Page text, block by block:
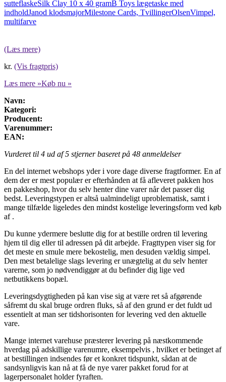
sutteflaskeSilk Clay 10 x 40 gramB Toys lægetaske med
indholdJanod klodsmajorMilestone Cards, TvillingerOlsenVimpel,
multifarve
(Læs mere)
kr. (Vis fragtpris)
Læs mere »Køb nu »
Navn:
Kategori:
Producent:
Varenummer:
EAN:
Vurderet til 4 ud af 5 stjerner baseret på 48 anmeldelser
En del internet webshops yder i vore dage diverse fragtformer. En af
dem der er mest populær er efterhånden at få afleveret pakken hos
en pakkeshop, hvor du selv henter dine varer når det passer dig
bedst. Leveringstypen er altså ualmindeligt uproblematisk, samt i
mange tilfælde ligeledes den mindst kostelige leveringsform ved køb
af .
Du kunne ydermere beslutte dig for at bestille ordren til levering
hjem til dig eller til adressen på dit arbejde. Fragttypen viser sig for
det meste en smule mere bekostelig, men desuden vældig simpel.
Den mest betalelige slags levering er unægtelig at du selv henter
varerne, som jo nødvendiggør at du befinder dig lige ved
netbutikkens bopæl.
Leveringsdygtigheden på kan vise sig at være ret så afgørende
såfremt du skal bruge ordren fluks, så af den grund er det fuldt ud
essentielt at man ser tidshorisonten for levering ved den aktuelle
vare.
Mange internet varehuse præsterer levering på næstkommende
hverdag på adskillige varenumre, eksempelvis , hvilket er betinget af
at bestillingen indsendes før et konkret tidspunkt, sådan at de
sandsynligvis kan nå at få de nye varer pakket forud for at
lagerpersonalet holder fyraften.